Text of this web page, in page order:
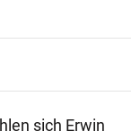
sich Erwin